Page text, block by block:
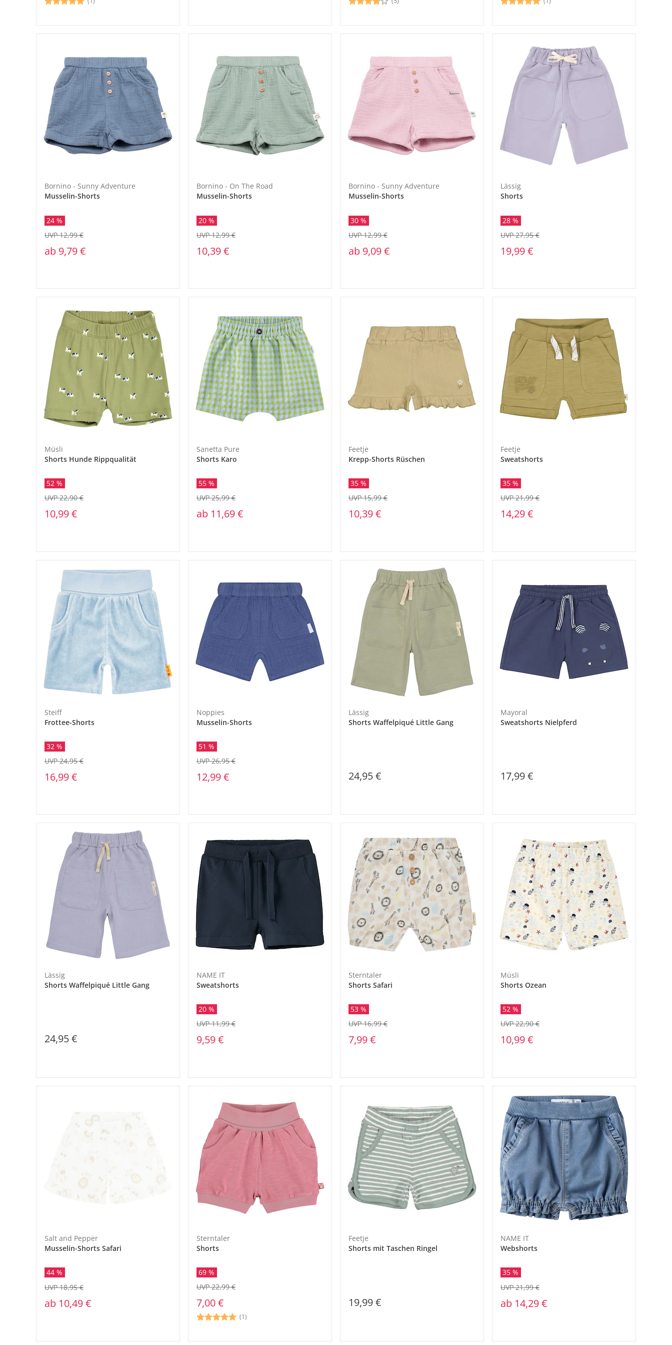
Bornino - Sunny Adventure
Musselin-Shorts
24 %
ab 9,79 €
UVP 12,99 €
Bornino - On The Road
Musselin-Shorts
20 %
10,39 €
UVP 12,99 €
Bornino - Sunny Adventure
Musselin-Shorts
30 %
ab 9,09 €
UVP 12,99 €
Lässig
Shorts
28 %
19,99 €
UVP 27,95 €
Müsli
Shorts Hunde Rippqualität
52 %
10,99 €
UVP 22,90 €
Sanetta Pure
Shorts Karo
55 %
ab 11,69 €
UVP 25,99 €
Feetje
Krepp-Shorts Rüschen
35 %
10,39 €
UVP 15,99 €
Feetje
Sweatshorts
35 %
14,29 €
UVP 21,99 €
Steiff
Frottee-Shorts
32 %
16,99 €
UVP 24,95 €
Noppies
Musselin-Shorts
51 %
12,99 €
UVP 26,95 €
Lässig
Shorts Waffelpiqué Little Gang
24,95 €
Mayoral
Sweatshorts Nielpferd
17,99 €
Lässig
Shorts Waffelpiqué Little Gang
24,95 €
NAME IT
Sweatshorts
20 %
9,59 €
UVP 11,99 €
Sterntaler
Shorts Safari
53 %
7,99 €
UVP 16,99 €
Müsli
Shorts Ozean
52 %
10,99 €
UVP 22,90 €
Salt and Pepper
Musselin-Shorts Safari
44 %
ab 10,49 €
UVP 18,95 €
Sterntaler
Shorts
69 %
7,00 €
UVP 22,99 €
(1)
Feetje
Shorts mit Taschen Ringel
19,99 €
NAME IT
Webshorts
35 %
ab 14,29 €
UVP 21,99 €